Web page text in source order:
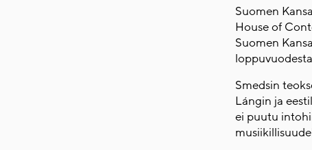
Suomen
House of
Suomen
Smedsin
Lángin ja
ei puutu